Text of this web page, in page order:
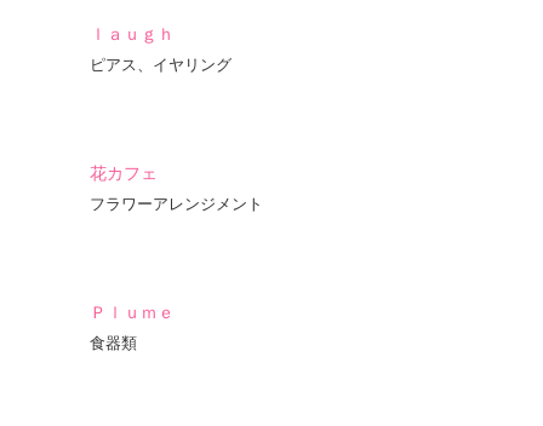
ｌａｕｇｈ
ピアス、イヤリング
花カフェ
フラワーアレンジメント
Ｐｌｕｍｅ
食器類